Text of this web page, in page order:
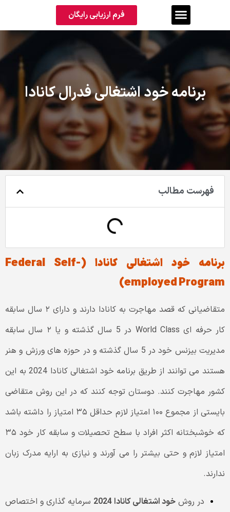
فرم ارزیابی رایگان
برنامه خود اشتغالی فدرال کانادا
فهرست مطالب
برنامه خود اشتغالی کانادا (Federal Self-
employed Program)
متقاضیانی که قصد مهاجرت به کانادا دارند و دارای ۲ سال سابقه
کار حرفه ای World Class در 5 سال گذشته و یا ۲ سال سابقه
مدیریت بیزنس خود در 5 سال گذشته و در حوزه های ورزش و هنر
هستند می توانند از طریق برنامه خود اشتغالی کانادا 2024 به این
کشور مهاجرت کنند. دوستان توجه کنند که در این روش متقاضی
بایستی از مجموع ۱۰۰ امتیاز لازم حداقل ۳۵ امتیاز را داشته باشد
که خوشبختانه اکثر افراد با سطح تحصیلات و سابقه کار خود ۳۵
امتیاز لازم و حتی بیشتر را می آورند و نیازی به ارایه مدرک زبان
ندارند‌.
در روشخود اشتغالی کانادا 2024
سرمایه گذاری و اختصاص